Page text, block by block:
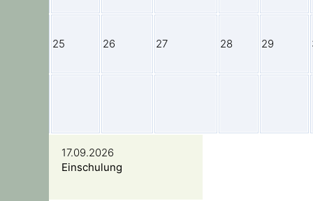
25 26 27 28 29
17.09.2026
Einschulung